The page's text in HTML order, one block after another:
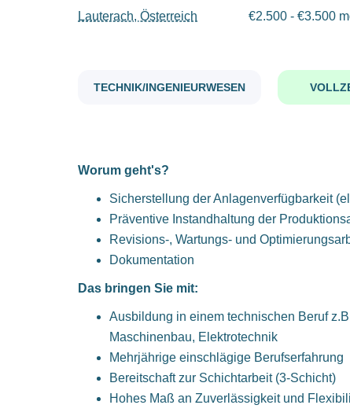
Lauterach, Österreich €2.500 - €3.500
TECHNIK/INGENIEURWESEN
Worum geht's?
Sicherstellung der Anlagenverfügbarkeit
Präventive Instandhaltung der
Revisions-, Wartungs- und
Dokumentation
Das bringen Sie mit:
Ausbildung in einem technischen Beruf
Maschinenbau, Elektrotechnik
Mehrjährige einschlägige Berufserfahrung
Bereitschaft zur Schichtarbeit (3-Schicht)
Hohes Maß an Zuverlässigkeit und